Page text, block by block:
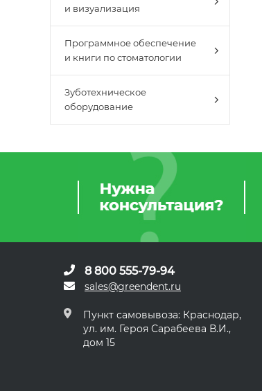
и визуализация
Программное обеспечение
и книги по стоматологии
Зуботехническое
оборудование
8 800 555-79-94
sales@greendent.ru
Пункт самовывоза: Краснодар,
ул. им. Героя Сарабеева В.И.,
дом 15